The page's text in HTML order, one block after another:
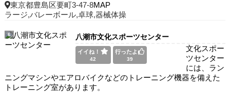
東京都豊島区要町3-47-8MAP
ラージ,バレーボール,卓球,器械体操
6 八潮市文化スポーツセンター
イイね！
42
行ったよ
39
文化スポー
ツセンター
には、ラン
ニングマシンやエアロバイクなどのトレーニング機器を備えた
トレーニング室があります。